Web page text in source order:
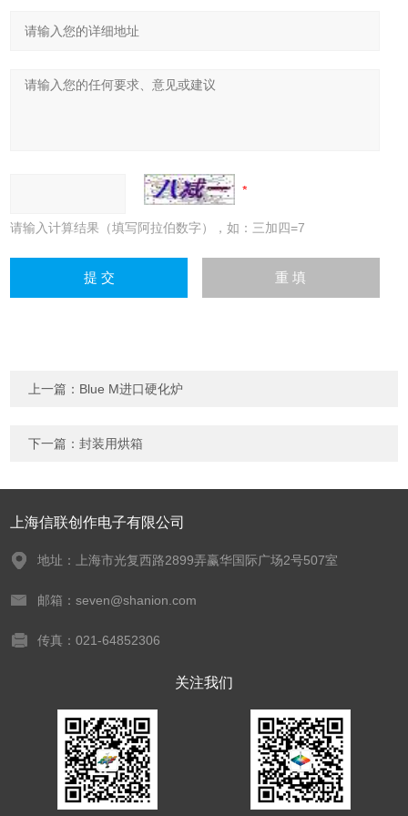
请输入计算结果（填写阿拉伯数字），如：三加四=7
上一篇： Blue M进口硬化炉
下一篇：封装用烘箱
上海信联创作电子有限公司
地址：上海市光复西路2899弄赢华国际广场2号507室
邮箱：seven@shanion.com
传真：021-64852306
关注我们